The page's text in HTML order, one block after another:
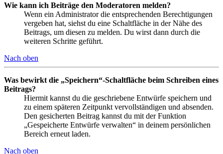
Wie kann ich Beiträge den Moderatoren melden?
Wenn ein Administrator die entsprechenden Berechtigungen
vergeben hat, siehst du eine Schaltfläche in der Nähe des
Beitrags, um diesen zu melden. Du wirst dann durch die
weiteren Schritte geführt.
Nach oben
Was bewirkt die „Speichern“-Schaltfläche beim Schreiben eines
Beitrags?
Hiermit kannst du die geschriebene Entwürfe speichern und
zu einem späteren Zeitpunkt vervollständigen und absenden.
Den gesicherten Beitrag kannst du mit der Funktion
„Gespeicherte Entwürfe verwalten“ in deinem persönlichen
Bereich erneut laden.
Nach oben